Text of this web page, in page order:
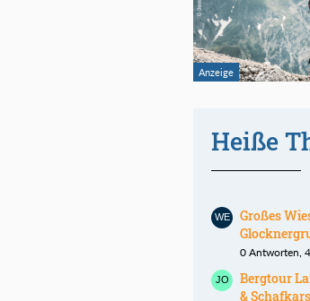
Heiße
Großes
0 Antworten,
Bergtour
&